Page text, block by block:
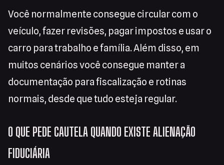
Você normalmente consegue circular com o
veículo, fazer revisões, pagar impostos e usar o
carro para trabalho e família. Além disso, em
muitos cenários você consegue manter a
documentação para fiscalização e rotinas
normais, desde que tudo esteja regular.
O QUE PEDE CAUTELA QUANDO EXISTE ALIENAÇÃO
FIDUCIÁRIA